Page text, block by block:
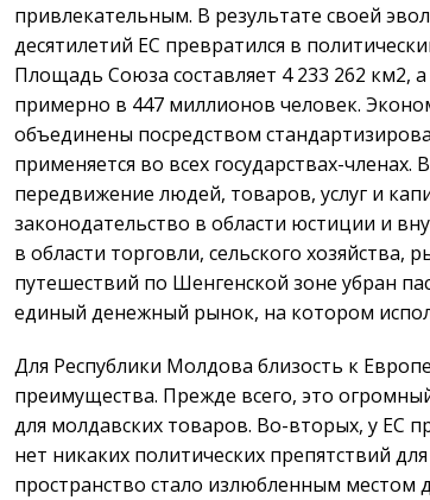
привлекательным. В результате своей
десятилетий ЕС превратился в
Площадь Союза составляет 4 233 262 км2,
примерно в 447 миллионов человек.
объединены посредством
применяется во всех государствах-
передвижение людей, товаров, услуг и
законодательство в области юстиции и
в области торговли, сельского хозяйства,
путешествий по Шенгенской зоне убран
единый денежный рынок, на котором
Для Республики Молдова близость к
преимущества. Прежде всего, это
для молдавских товаров. Во-вторых, у ЕС
нет никаких политических препятствий
пространство стало излюбленным местом